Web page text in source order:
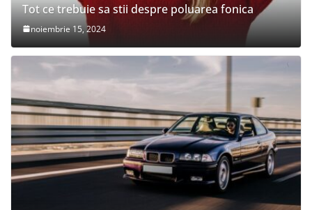
Tot ce trebuie sa stii despre poluarea fonica
noiembrie 15, 2024